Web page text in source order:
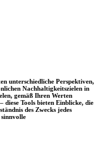
unterschiedliche Perspektiven,
Nachhaltigkeitszielen in
gemäß Ihren Werten
diese Tools bieten Einblicke, die
des Zwecks jedes